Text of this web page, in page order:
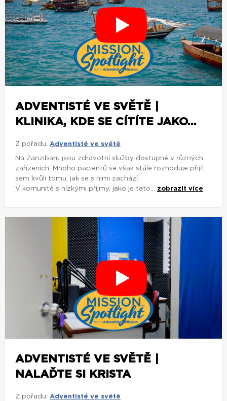
ADVENTISTÉ VE SVĚTĚ |
KLINIKA, KDE SE CÍTÍTE JAKO...
Z pořadu: Adventisté ve světě
Na Zanzibaru jsou zdravotní služby dostupné v různých
zařízeních. Mnoho pacientů se však stále rozhoduje přijít
sem kvůli tomu, jak se s nimi zachází.
V komunitě s nízkými příjmy, jako je tato... zobrazit více
ADVENTISTÉ VE SVĚTĚ |
NALAĎTE SI KRISTA
Z pořadu: Adventisté ve světě